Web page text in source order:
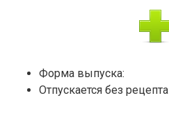
Форма выпуска:
Отпускается без рецепта